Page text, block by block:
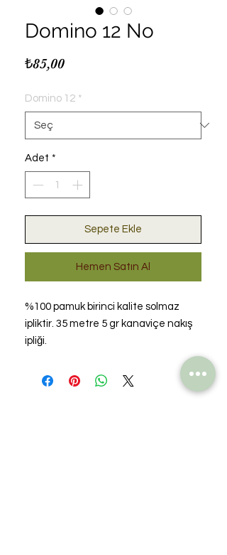
Domino 12 No
₺85,00Fiyat
Domino 12 *
Adet *
Sepete Ekle
Hemen Satın Al
%100 pamuk birinci kalite solmaz
ipliktir. 35 metre 5 gr kanaviçe nakış
ipliği.